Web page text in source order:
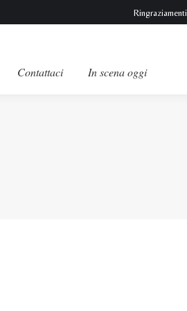
Ringraziamenti
Contattaci In scena oggi